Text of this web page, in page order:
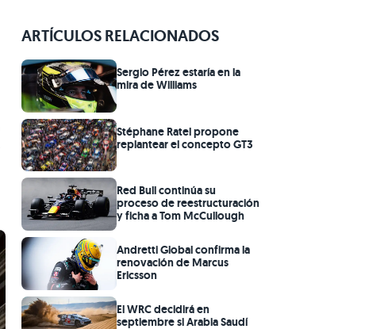
ARTÍCULOS RELACIONADOS
Sergio Pérez estaría en la
mira de Williams
Stéphane Ratel propone
replantear el concepto GT3
Red Bull continúa su
proceso de reestructuración
y ficha a Tom McCullough
Andretti Global confirma la
renovación de Marcus
Ericsson
El WRC decidirá en
septiembre si Arabia Saudí